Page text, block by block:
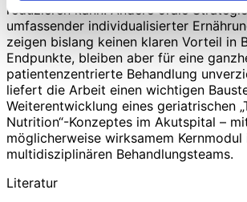
reduzieren kann. Andere orale
umfassender individualisierter
zeigen bislang keinen klaren Vorteil in
Endpunkte, bleiben aber für eine
patientenzentrierte Behandlung
liefert die Arbeit einen wichtigen
Weiterentwicklung eines geriatrischen
Nutrition“-Konzeptes im Akutspital –
möglicherweise wirksamem Kernmodul
multidisziplinären Behandlungsteams.
Literatur